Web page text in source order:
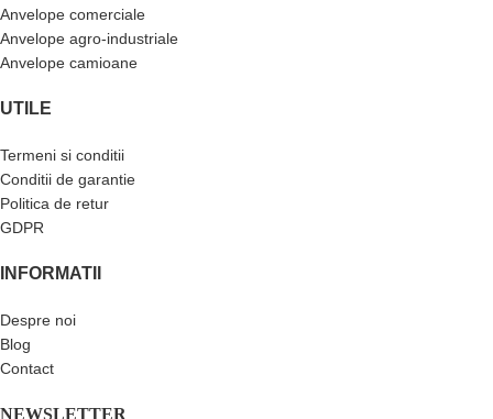
Anvelope comerciale
Anvelope agro-industriale
Anvelope camioane
UTILE
Termeni si conditii
Conditii de garantie
Politica de retur
GDPR
INFORMATII
Despre noi
Blog
Contact
NEWSLETTER